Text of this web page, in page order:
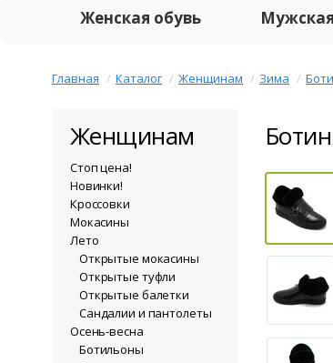
Женская обувь
Главная Каталог Женщинам Зима
Женщинам
Стоп цена!
Новинки!
Кроссовки
Мокасины
Лето
Открытые мокасины
Открытые туфли
Открытые балетки
Сандалии и пантолеты
Осень-весна
Ботильоны